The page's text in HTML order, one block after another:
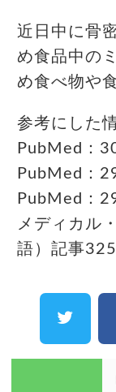
近日中に骨
め食品中の
め食べ物や
参考にした
PubMed：
PubMed：
PubMed：
メディカル
語）記事